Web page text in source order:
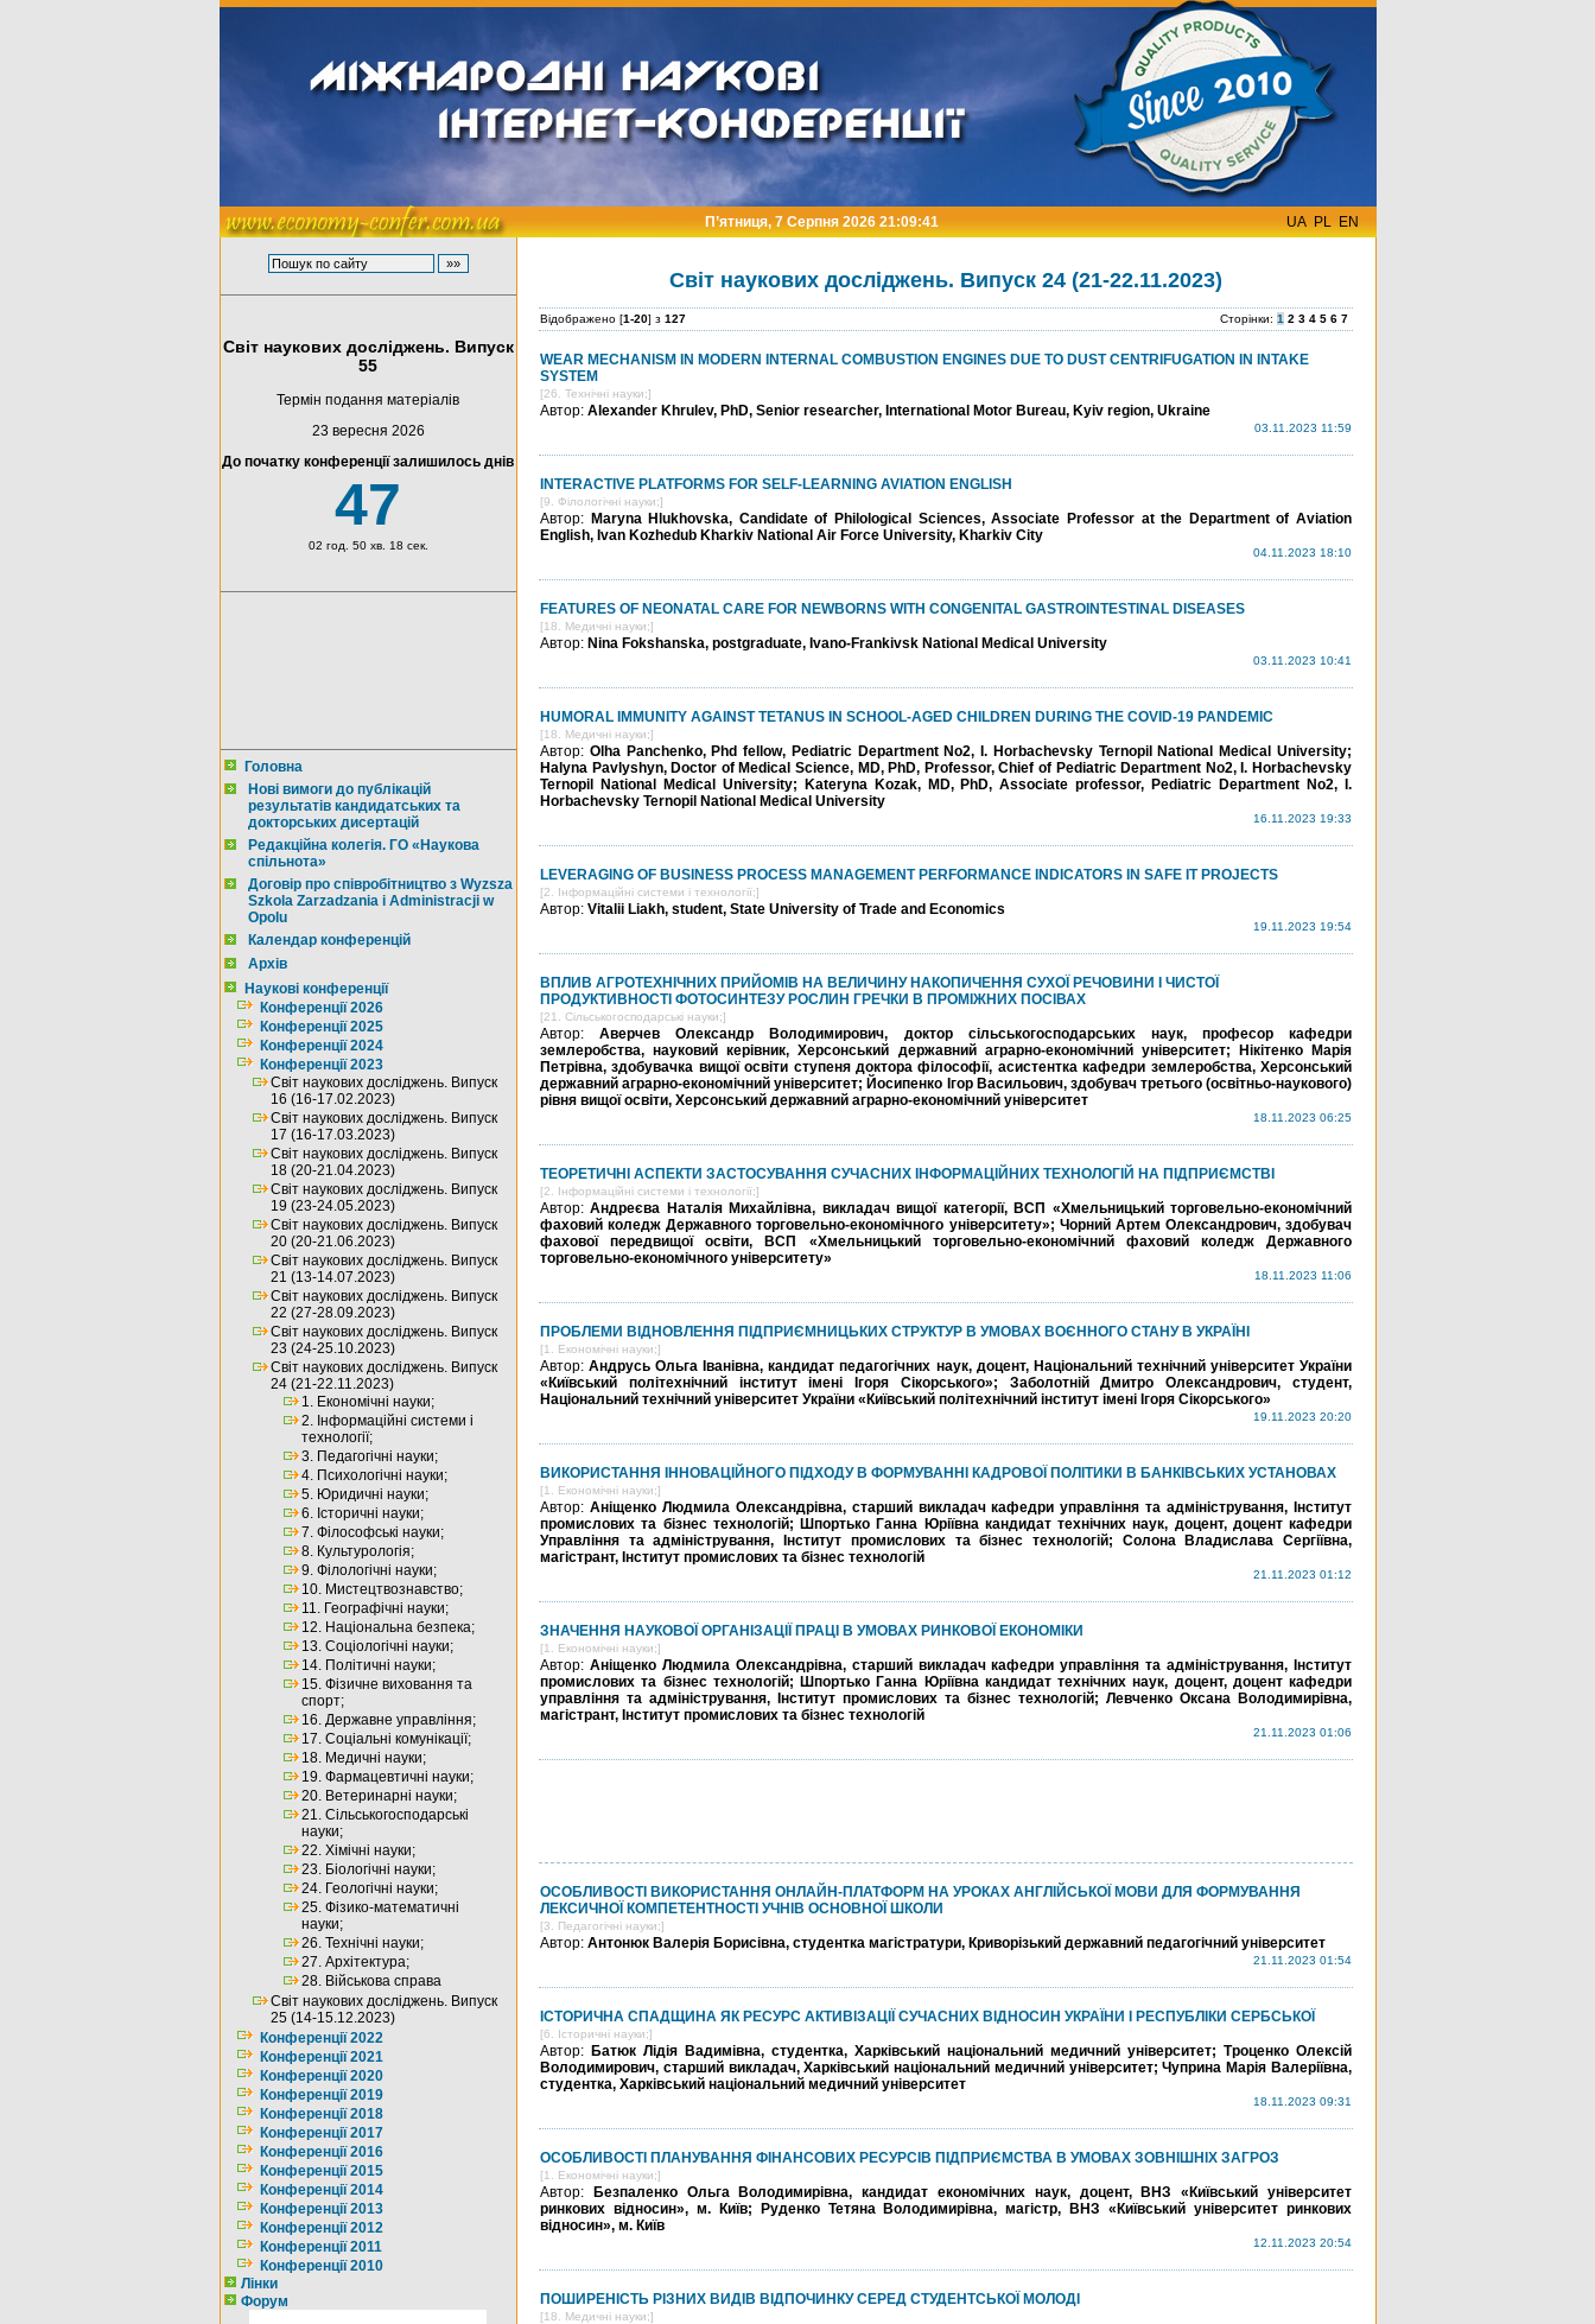
П’ятниця, 7 Серпня 2026 21:09:42 UA PL EN
Світ наукових досліджень. Випуск
55
Термін подання матеріалів
23 вересня 2026
До початку конференції залишилось днів
47
02 год. 50 хв. 17 сек.
Головна
Нові вимоги до публікацій
результатів кандидатських та
докторських дисертацій
Редакційна колегія. ГО «Наукова
спільнота»
Договір про співробітництво з Wyzsza
Szkola Zarzadzania i Administracji w
Opolu
Календар конференцій
Архів
Наукові конференції
Конференції 2026
Конференції 2025
Конференції 2024
Конференції 2023
Світ наукових досліджень. Випуск
16 (16-17.02.2023)
Світ наукових досліджень. Випуск
17 (16-17.03.2023)
Світ наукових досліджень. Випуск
18 (20-21.04.2023)
Світ наукових досліджень. Випуск
19 (23-24.05.2023)
Світ наукових досліджень. Випуск
20 (20-21.06.2023)
Світ наукових досліджень. Випуск
21 (13-14.07.2023)
Світ наукових досліджень. Випуск
22 (27-28.09.2023)
Світ наукових досліджень. Випуск
23 (24-25.10.2023)
Світ наукових досліджень. Випуск
24 (21-22.11.2023)
1. Економічні науки;
2. Інформаційні системи і
технології;
3. Педагогічні науки;
4. Психологічні науки;
5. Юридичні науки;
6. Історичні науки;
7. Філософські науки;
8. Культурологія;
9. Філологічні науки;
10. Мистецтвознавство;
11. Географічні науки;
12. Національна безпека;
13. Соціологічні науки;
14. Політичні науки;
15. Фізичне виховання та
спорт;
16. Державне управління;
17. Соціальні комунікації;
18. Медичні науки;
19. Фармацевтичні науки;
20. Ветеринарні науки;
21. Сільськогосподарські
науки;
22. Хімічні науки;
23. Біологічні науки;
24. Геологічні науки;
25. Фізико-математичні
науки;
26. Технічні науки;
27. Архітектура;
28. Військова справа
Світ наукових досліджень. Випуск
25 (14-15.12.2023)
Конференції 2022
Конференції 2021
Конференції 2020
Конференції 2019
Конференції 2018
Конференції 2017
Конференції 2016
Конференції 2015
Конференції 2014
Конференції 2013
Конференції 2012
Конференції 2011
Конференції 2010
Лінки
Форум
Світ наукових досліджень. Випуск 24 (21-22.11.2023)
Відображено [1-20] з 127 Сторінки: 1 2 3 4 5 6 7
WEAR MECHANISM IN MODERN INTERNAL COMBUSTION ENGINES DUE TO DUST CENTRIFUGATION IN INTAKE
SYSTEM
[26. Технічні науки;]
Автор: Alexander Khrulev, PhD, Senior researcher, International Motor Bureau, Kyiv region, Ukraine
03.11.2023 11:59
INTERACTIVE PLATFORMS FOR SELF-LEARNING AVIATION ENGLISH
[9. Філологічні науки;]
Автор: Maryna Hlukhovska, Candidate of Philological Sciences, Associate Professor at the Department of Aviation
English, Ivan Kozhedub Kharkiv National Air Force University, Kharkiv City
04.11.2023 18:10
FEATURES OF NEONATAL CARE FOR NEWBORNS WITH CONGENITAL GASTROINTESTINAL DISEASES
[18. Медичні науки;]
Автор: Nina Fokshanska, postgraduate, Ivano-Frankivsk National Medical University
03.11.2023 10:41
HUMORAL IMMUNITY AGAINST TETANUS IN SCHOOL-AGED CHILDREN DURING THE COVID-19 PANDEMIC
[18. Медичні науки;]
Автор: Olha Panchenko, Phd fellow, Pediatric Department No2, I. Horbachevsky Ternopil National Medical University;
Halyna Pavlyshyn, Doctor of Medical Science, MD, PhD, Professor, Chief of Pediatric Department No2, I. Horbachevsky
Ternopil National Medical University; Kateryna Kozak, MD, PhD, Associate professor, Pediatric Department No2, I.
Horbachevsky Ternopil National Medical University
16.11.2023 19:33
LEVERAGING OF BUSINESS PROCESS MANAGEMENT PERFORMANCE INDICATORS IN SAFE IT PROJECTS
[2. Інформаційні системи і технології;]
Автор: Vitalii Liakh, student, State University of Trade and Economics
19.11.2023 19:54
ВПЛИВ АГРОТЕХНІЧНИХ ПРИЙОМІВ НА ВЕЛИЧИНУ НАКОПИЧЕННЯ СУХОЇ РЕЧОВИНИ І ЧИСТОЇ
ПРОДУКТИВНОСТІ ФОТОСИНТЕЗУ РОСЛИН ГРЕЧКИ В ПРОМІЖНИХ ПОСІВАХ
[21. Сільськогосподарські науки;]
Автор:Аверчев Олександр Володимирович, доктор сільськогосподарських наук, професор кафедри
землеробства, науковий керівник, Херсонський державний аграрно-економічний університет; Нікітенко Марія
Петрівна, здобувачка вищої освіти ступеня доктора філософії, асистентка кафедри землеробства, Херсонський
державний аграрно-економічний університет; Йосипенко Ігор Васильович, здобувач третього (освітньо-наукового)
рівня вищої освіти, Херсонський державний аграрно-економічний університет
18.11.2023 06:25
ТЕОРЕТИЧНІ АСПЕКТИ ЗАСТОСУВАННЯ СУЧАСНИХ ІНФОРМАЦІЙНИХ ТЕХНОЛОГІЙ НА ПІДПРИЄМСТВІ
[2. Інформаційні системи і технології;]
Автор:Андреєва Наталія Михайлівна, викладач вищої категорії, ВСП «Хмельницький торговельно-економічний
фаховий коледж Державного торговельно-економічного університету»; Чорний Артем Олександрович, здобувач
фахової передвищої освіти, ВСП «Хмельницький торговельно-економічний фаховий коледж Державного
торговельно-економічного університету»
18.11.2023 11:06
ПРОБЛЕМИ ВІДНОВЛЕННЯ ПІДПРИЄМНИЦЬКИХ СТРУКТУР В УМОВАХ ВОЄННОГО СТАНУ В УКРАЇНІ
[1. Економічні науки;]
Автор:Андрусь Ольга Іванівна, кандидат педагогічних наук, доцент, Національний технічний університет України
«Київський політехнічний інститут імені Ігоря Сікорського»; Заболотній Дмитро Олександрович, студент,
Національний технічний університет України «Київський політехнічний інститут імені Ігоря Сікорського»
19.11.2023 20:20
ВИКОРИСТАННЯ ІННОВАЦІЙНОГО ПІДХОДУ В ФОРМУВАННІ КАДРОВОЇ ПОЛІТИКИ В БАНКІВСЬКИХ УСТАНОВАХ
[1. Економічні науки;]
Автор: Аніщенко Людмила Олександрівна, старший викладач кафедри управління та адміністрування, Інститут
промислових та бізнес технологій; Шпортько Ганна Юріївна кандидат технічних наук, доцент, доцент кафедри
Управління та адміністрування, Інститут промислових та бізнес технологій; Солона Владислава Сергіївна,
магістрант, Інститут промислових та бізнес технологій
21.11.2023 01:12
ЗНАЧЕННЯ НАУКОВОЇ ОРГАНІЗАЦІЇ ПРАЦІ В УМОВАХ РИНКОВОЇ ЕКОНОМІКИ
[1. Економічні науки;]
Автор: Аніщенко Людмила Олександрівна, старший викладач кафедри управління та адміністрування, Інститут
промислових та бізнес технологій; Шпортько Ганна Юріївна кандидат технічних наук, доцент, доцент кафедри
управління та адміністрування, Інститут промислових та бізнес технологій; Левченко Оксана Володимирівна,
магістрант, Інститут промислових та бізнес технологій
21.11.2023 01:06
ОСОБЛИВОСТІ ВИКОРИСТАННЯ ОНЛАЙН-ПЛАТФОРМ НА УРОКАХ АНГЛІЙСЬКОЇ МОВИ ДЛЯ ФОРМУВАННЯ
ЛЕКСИЧНОЇ КОМПЕТЕНТНОСТІ УЧНІВ ОСНОВНОЇ ШКОЛИ
[3. Педагогічні науки;]
Автор: Антонюк Валерія Борисівна, студентка магістратури, Криворізький державний педагогічний університет
21.11.2023 01:54
ІСТОРИЧНА СПАДЩИНА ЯК РЕСУРС АКТИВІЗАЦІЇ СУЧАСНИХ ВІДНОСИН УКРАЇНИ І РЕСПУБЛІКИ СЕРБСЬКОЇ
[6. Історичні науки;]
Автор: Батюк Лідія Вадимівна, студентка, Харківський національний медичний університет; Троценко Олексій
Володимирович, старший викладач, Харківський національний медичний університет; Чуприна Марія Валеріївна,
студентка, Харківський національний медичний університет
18.11.2023 09:31
ОСОБЛИВОСТІ ПЛАНУВАННЯ ФІНАНСОВИХ РЕСУРСІВ ПІДПРИЄМСТВА В УМОВАХ ЗОВНІШНІХ ЗАГРОЗ
[1. Економічні науки;]
Автор:
Безпаленко Ольга Володимирівна, кандидат економічних наук, доцент, ВНЗ «Київський університет
ринкових відносин», м. Київ; Руденко Тетяна Володимирівна, магістр, ВНЗ «Київський університет ринкових
відносин», м. Київ
12.11.2023 20:54
ПОШИРЕНІСТЬ РІЗНИХ ВИДІВ ВІДПОЧИНКУ СЕРЕД СТУДЕНТСЬКОЇ МОЛОДІ
[18. Медичні науки;]